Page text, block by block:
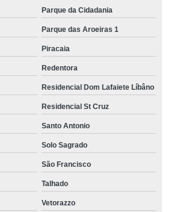
Parque da Cidadania
Parque das Aroeiras 1
Piracaia
Redentora
Residencial Dom Lafaiete Líbâno
Residencial St Cruz
Santo Antonio
Solo Sagrado
São Francisco
Talhado
Vetorazzo